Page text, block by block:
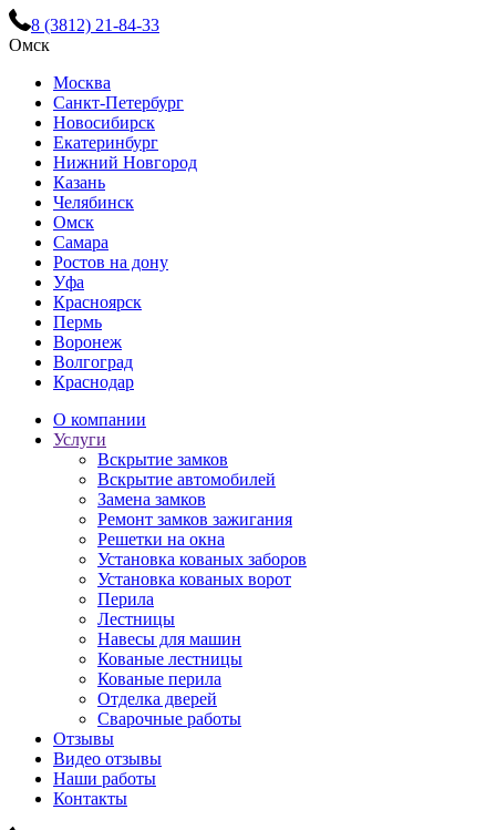
8 (3812) 21-84-33
Омск
Москва
Санкт-Петербург
Новосибирск
Екатеринбург
Нижний Новгород
Казань
Челябинск
Омск
Самара
Ростов на дону
Уфа
Красноярск
Пермь
Воронеж
Волгоград
Краснодар
О компании
Услуги
Вскрытие замков
Вскрытие автомобилей
Замена замков
Ремонт замков зажигания
Решетки на окна
Установка кованых заборов
Установка кованых ворот
Перила
Лестницы
Навесы для машин
Кованые лестницы
Кованые перила
Отделка дверей
Сварочные работы
Отзывы
Видео отзывы
Наши работы
Контакты